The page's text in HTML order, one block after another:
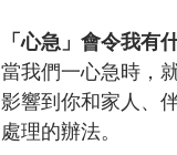
「心急」會令我有
當我們一心急時，
影響到你和家人、
處理的辦法。